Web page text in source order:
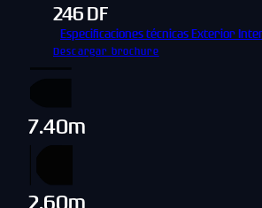
246 DF
Especificaciones técnicas Exterior
Descargar brochure
7.40m
2.60m